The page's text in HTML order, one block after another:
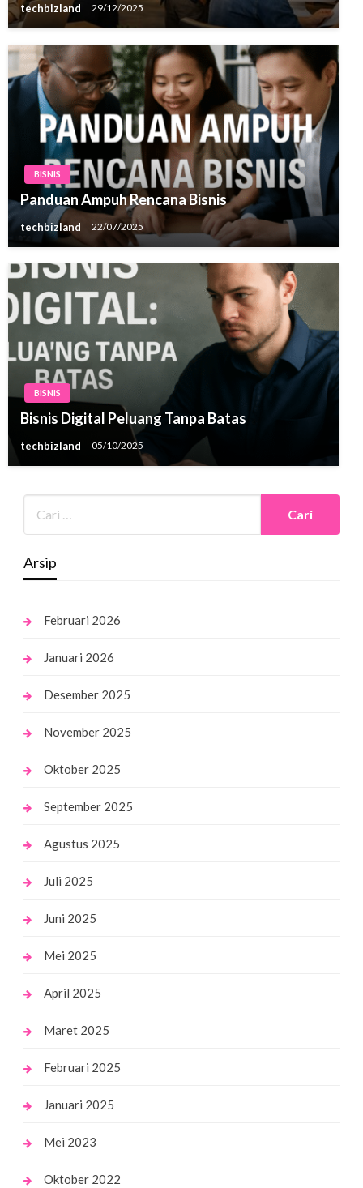
techbizland 29/12/2025
BISNIS
Panduan Ampuh Rencana Bisnis
techbizland 22/07/2025
BISNIS
Bisnis Digital Peluang Tanpa Batas
techbizland 05/10/2025
Arsip
Februari 2026
Januari 2026
Desember 2025
November 2025
Oktober 2025
September 2025
Agustus 2025
Juli 2025
Juni 2025
Mei 2025
April 2025
Maret 2025
Februari 2025
Januari 2025
Mei 2023
Oktober 2022